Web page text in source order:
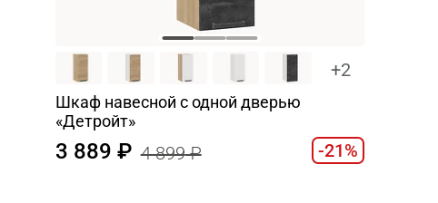
+2
Шкаф навесной c одной дверью
«Детройт»
3 889 4 899 -21%